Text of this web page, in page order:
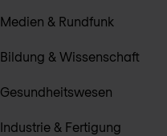
Medien & Rundfunk
Bildung & Wissenschaft
Gesundheitswesen
Industrie & Fertigung